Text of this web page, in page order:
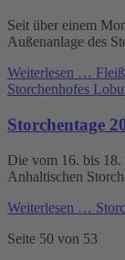
Seit über einem
Außenanlage des
Weiterlesen …
Storchenhofes
Storchentage
Die vom 16. bis 18.
Anhaltischen
Weiterlesen …
Seite 50 von 53